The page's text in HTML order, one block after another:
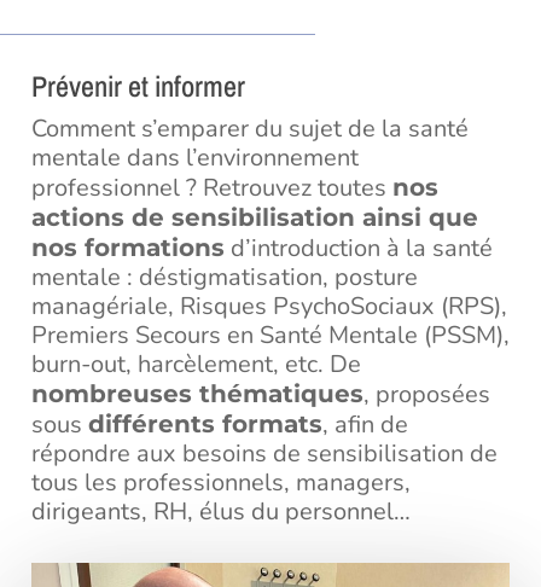
Prévenir et informer
Comment s’emparer du sujet de la santé
mentale dans l’environnement
professionnel ? Retrouvez toutes nos
actions de sensibilisation ainsi que
nos formations d’introduction à la santé
mentale : déstigmatisation, posture
managériale, Risques PsychoSociaux (RPS),
Premiers Secours en Santé Mentale (PSSM),
burn-out, harcèlement, etc. De
nombreuses thématiques, proposées
sous différents formats, afin de
répondre aux besoins de sensibilisation de
tous les professionnels, managers,
dirigeants, RH, élus du personnel…